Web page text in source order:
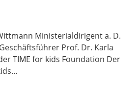
Ministerialdirigent a. D.
Prof. Dr. Karla
TIME for kids Foundation Der